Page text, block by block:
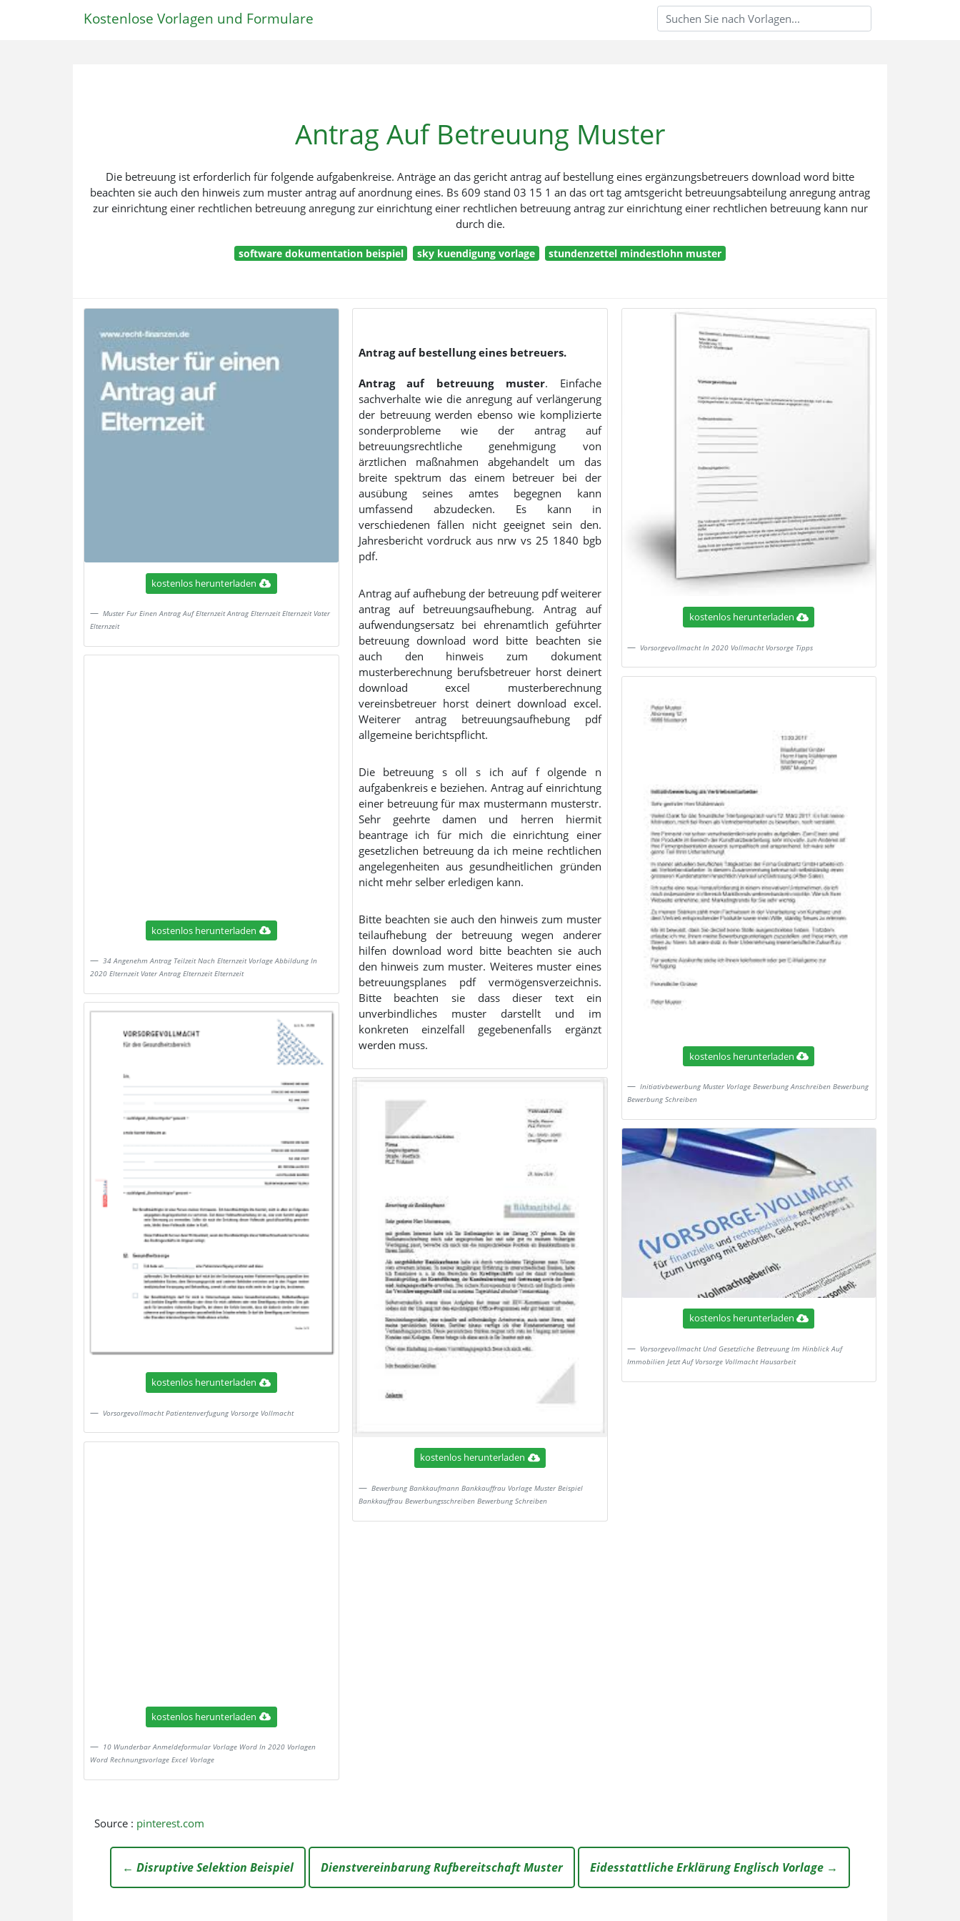
Kostenlose Vorlagen und Formulare
Antrag Auf Betreuung Muster
Die betreuung ist erforderlich für folgende aufgabenkreise. Anträge an das gericht antrag auf bestellung eines ergänzungsbetreuers download word bitte
beachten sie auch den hinweis zum muster antrag auf anordnung eines. Bs 609 stand 03 15 1 an das ort tag amtsgericht betreuungsabteilung anregung antrag
zur einrichtung einer rechtlichen betreuung anregung zur einrichtung einer rechtlichen betreuung antrag zur einrichtung einer rechtlichen betreuung kann nur
durch die.
software dokumentation beispiel sky kuendigung vorlage stundenzettel mindestlohn muster
kostenlos herunterladen
Muster Fur Einen Antrag Auf Elternzeit Antrag Elternzeit Elternzeit Vater
Elternzeit
kostenlos herunterladen
34 Angenehm Antrag Teilzeit Nach Elternzeit Vorlage Abbildung In
2020 Elternzeit Vater Antrag Elternzeit Elternzeit
kostenlos herunterladen
Vorsorgevollmacht Patientenverfugung Vorsorge Vollmacht
kostenlos herunterladen
10 Wunderbar Anmeldeformular Vorlage Word In 2020 Vorlagen
Word Rechnungsvorlage Excel Vorlage
Antrag auf bestellung eines betreuers.
Antrag auf betreuung muster. Einfache
sachverhalte wie die anregung auf verlängerung
der betreuung werden ebenso wie komplizierte
sonderprobleme wie der antrag auf
betreuungsrechtliche genehmigung von
ärztlichen maßnahmen abgehandelt um das
breite spektrum das einem betreuer bei der
ausübung seines amtes begegnen kann
umfassend abzudecken. Es kann in
verschiedenen fällen nicht geeignet sein den.
Jahresbericht vordruck aus nrw vs 25 1840 bgb
pdf.
Antrag auf aufhebung der betreuung pdf weiterer
antrag auf betreuungsaufhebung. Antrag auf
aufwendungsersatz bei ehrenamtlich geführter
betreuung download word bitte beachten sie
auch den hinweis zum dokument
musterberechnung berufsbetreuer horst deinert
download excel musterberechnung
vereinsbetreuer horst deinert download excel.
Weiterer antrag betreuungsaufhebung pdf
allgemeine berichtspflicht.
Die betreuung s oll s ich auf f olgende n
aufgabenkreis e beziehen. Antrag auf einrichtung
einer betreuung für max mustermann musterstr.
Sehr geehrte damen und herren hiermit
beantrage ich für mich die einrichtung einer
gesetzlichen betreuung da ich meine rechtlichen
angelegenheiten aus gesundheitlichen gründen
nicht mehr selber erledigen kann.
Bitte beachten sie auch den hinweis zum muster
teilaufhebung der betreuung wegen anderer
hilfen download word bitte beachten sie auch
den hinweis zum muster. Weiteres muster eines
betreuungsplanes pdf vermögensverzeichnis.
Bitte beachten sie dass dieser text ein
unverbindliches muster darstellt und im
konkreten einzelfall gegebenenfalls ergänzt
werden muss.
kostenlos herunterladen
Bewerbung Bankkaufmann Bankkauffrau Vorlage Muster Beispiel
Bankkauffrau Bewerbungsschreiben Bewerbung Schreiben
kostenlos herunterladen
Vorsorgevollmacht In 2020 Vollmacht Vorsorge Tipps
kostenlos herunterladen
Initiativbewerbung Muster Vorlage Bewerbung Anschreiben Bewerbung
Bewerbung Schreiben
kostenlos herunterladen
Vorsorgevollmacht Und Gesetzliche Betreuung Im Hinblick Auf
Immobilien Jetzt Auf Vorsorge Vollmacht Hausarbeit
Source : pinterest.com
← Disruptive Selektion Beispiel Dienstvereinbarung Rufbereitschaft Muster Eidesstattliche Erklärung Englisch Vorlage →